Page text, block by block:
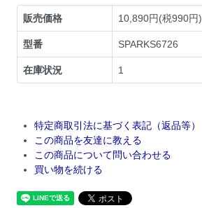
販売価格 10,890円(税990円)
型番 SPARKS6726
在庫状況 1
特定商取引法に基づく表記（返品等）
この商品を友達に教える
この商品について問い合わせる
買い物を続ける